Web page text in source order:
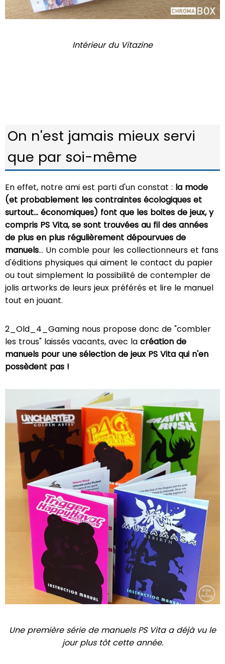
Intérieur du Vitazine
On n'est jamais mieux servi
que par soi-même
En effet, notre ami est parti d'un constat : la mode
(et probablement les contraintes écologiques et
surtout... économiques) font que les boites de jeux, y
compris PS Vita, se sont trouvées au fil des années
de plus en plus régulièrement dépourvues de
manuels... Un comble pour les collectionneurs et fans
d'éditions physiques qui aiment le contact du papier
ou tout simplement la possibilité de contempler de
jolis artworks de leurs jeux préférés et lire le manuel
tout en jouant.
2_Old_4_Gaming nous propose donc de "combler
les trous" laissés vacants, avec la création de
manuels pour une sélection de jeux PS Vita qui n'en
possèdent pas !
Une première série de manuels PS Vita a déjà vu le
jour plus tôt cette année.